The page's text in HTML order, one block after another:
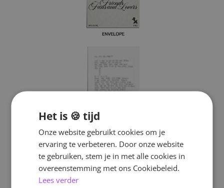
Het is 🍪 tijd
Onze website gebruikt cookies om je
ervaring te verbeteren. Door onze website
te gebruiken, stem je in met alle cookies in
overeenstemming met ons Cookiebeleid.
Lees verder